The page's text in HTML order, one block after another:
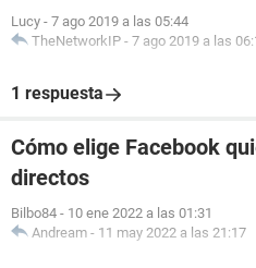
Lucy - 7 ago 2019 a las 05:44
TheNetworkIP - 7 ago 2019 a las
1 respuesta
Cómo elige Facebook
directos
Bilbo84 - 10 ene 2022 a las 01:31
Andream - 11 may 2022 a las 21:17